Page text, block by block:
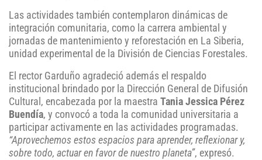
Las actividades también contemplaron dinámicas de
integración comunitaria, como la carrera ambiental y
jornadas de mantenimiento y reforestación en La Siberia,
unidad experimental de la División de Ciencias Forestales.
El rector Garduño agradeció además el respaldo
institucional brindado por la Dirección General de Difusión
Cultural, encabezada por la maestra Tania Jessica Pérez
Buendía, y convocó a toda la comunidad universitaria a
participar activamente en las actividades programadas.
“Aprovechemos estos espacios para aprender, reflexionar y,
sobre todo, actuar en favor de nuestro planeta”, expresó.